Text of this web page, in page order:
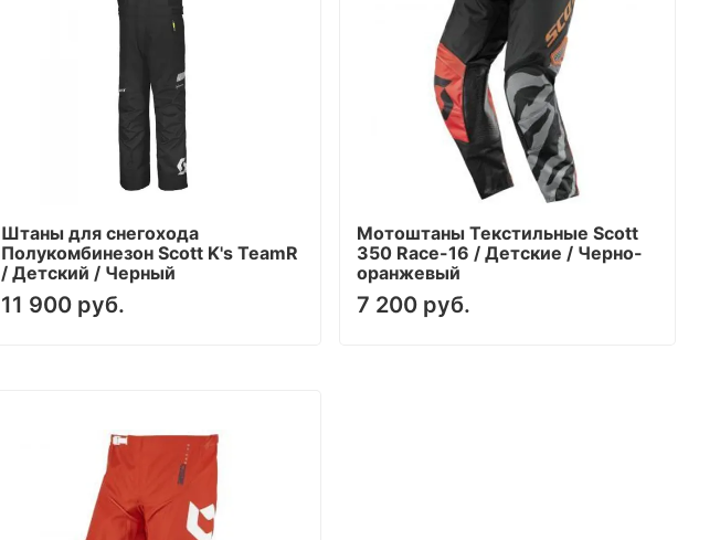
Штаны для снегохода
Полукомбинезон Scott K's TeamR
/ Детский / Черный
11 900 руб.
Мотоштаны Текстильные Scott
350 Race-16 / Детские / Черно-
оранжевый
7 200 руб.